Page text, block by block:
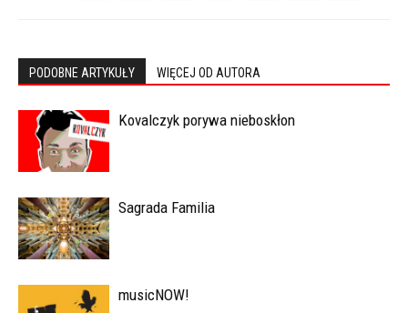
PODOBNE ARTYKUŁY WIĘCEJ OD AUTORA
Kovalczyk porywa nieboskłon
Sagrada Familia
musicNOW!